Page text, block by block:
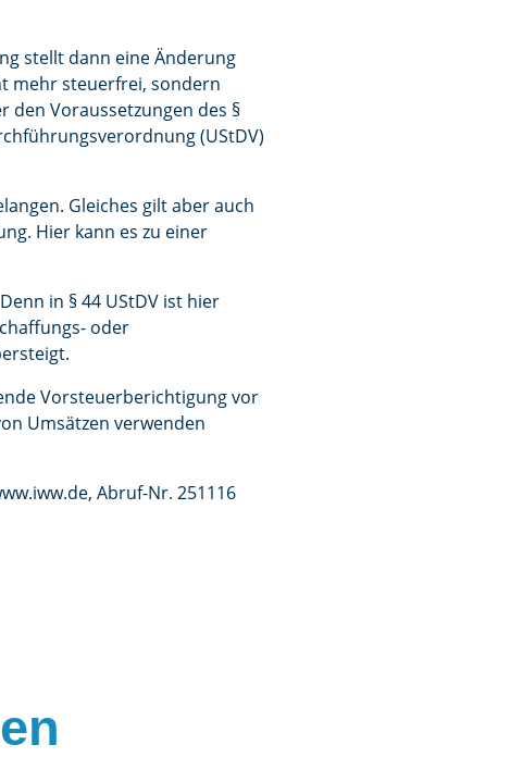
stellt dann eine Änderung
mehr steuerfrei, sondern
Voraussetzungen des §
(UStDV)
Gleiches gilt aber auch
Hier kann es zu einer
in § 44 UStDV ist hier
oder
Vorsteuerberichtigung vor
Umsätzen verwenden
Abruf-Nr. 251116